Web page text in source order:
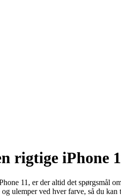
rigtige iPhone
11, er der altid det spørgsmål
ulemper ved hver farve, så du